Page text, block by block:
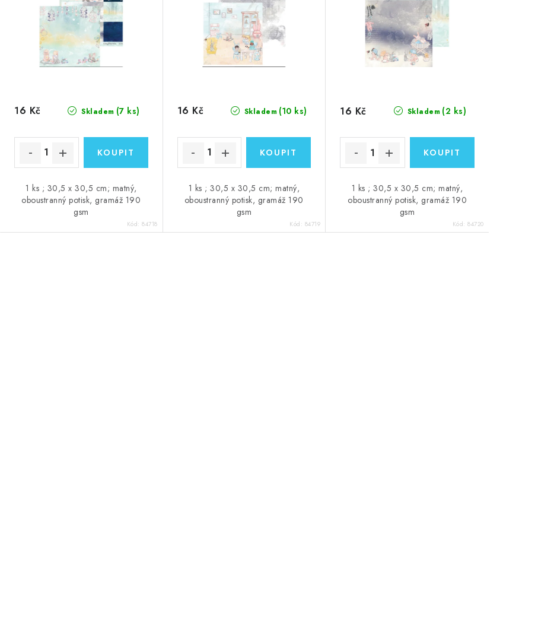
Skladem (7 ks)
16 Kč
1 ks ; 30,5 x 30,5 cm; matný,
oboustranný potisk, gramáž 190
gsm
Kód:84718
Skladem (10 ks)
16 Kč
1 ks ; 30,5 x 30,5 cm; matný,
oboustranný potisk, gramáž 190
gsm
Kód: 84719
Skladem (2 ks)
16 Kč
1 ks ; 30,5 x 30,5 cm; matný,
oboustranný potisk, gramáž 190
gsm
Kód:84720